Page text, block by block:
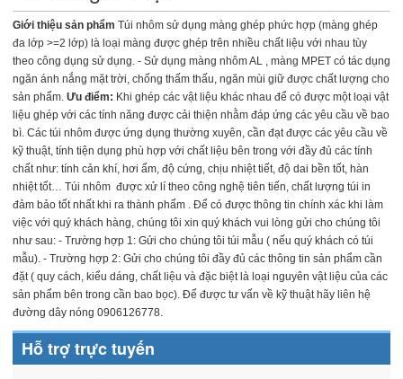
Giới thiệu sản phẩm Túi nhôm sử dụng màng ghép phức hợp (màng ghép
đa lớp >=2 lớp) là loại màng được ghép trên nhiều chất liệu với nhau tùy
theo công dụng sử dụng. - Sử dụng màng nhôm AL , màng MPET có tác dụng
ngăn ánh nắng mặt trời, chống thấm thấu, ngăn mùi giữ được chất lượng cho
sản phẩm. Ưu điểm: Khi ghép các vật liệu khác nhau để có được một loại vật
liệu ghép với các tính năng được cải thiện nhằm đáp ứng các yêu cầu về bao
bì. Các túi nhôm được ứng dụng thường xuyên, cần đạt được các yêu cầu về
kỹ thuật, tính tiện dụng phù hợp với chất liệu bên trong với đầy đủ các tính
chất như: tính cản khí, hơi ẩm, độ cứng, chịu nhiệt tiết, độ dai bền tốt, hàn
nhiệt tốt… Túi nhôm được xử lí theo công nghệ tiên tiến, chất lượng túi in
đảm bảo tốt nhất khi ra thành phẩm . Để có được thông tin chính xác khi làm
việc với quý khách hàng, chúng tôi xin quý khách vui lòng gửi cho chúng tôi
như sau: - Trường hợp 1: Gửi cho chúng tôi túi mẫu ( nếu quý khách có túi
mẫu). - Trường hợp 2: Gửi cho chúng tôi đầy đủ các thông tin sản phẩm cần
đặt ( quy cách, kiểu dáng, chất liệu và đặc biệt là loại nguyên vật liệu của các
sản phẩm bên trong cần bao bọc). Để được tư vấn về kỹ thuật hãy liên hệ
đường dây nóng 0906126778.
Hỗ trợ trực tuyến